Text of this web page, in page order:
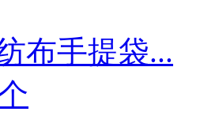
布手提袋...